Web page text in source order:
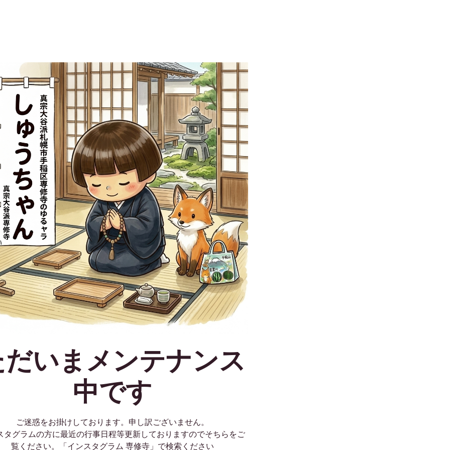
いまメンテナンス
中です
ご迷惑をお掛けしております。申し訳ございません。
タグラムの方に最近の行事日程等更新しておりますのでそちらをご
覧ください。「インスタグラム 専修寺」で検索ください